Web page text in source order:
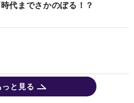
代までさかのぼる！？
っと見る